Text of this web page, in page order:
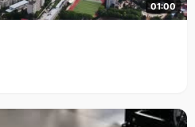
01:00